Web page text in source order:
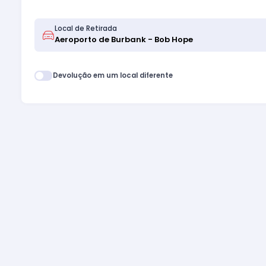
Local de Retirada
Devolução em um local diferente